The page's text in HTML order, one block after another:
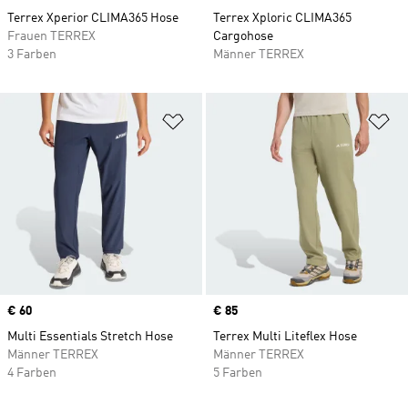
Terrex Xperior CLIMA365 Hose
Frauen TERREX
3 Farben
Terrex Xploric CLIMA365
Cargohose
Männer TERREX
Zur Wunschliste hinzufügen
Price
€ 60
Multi Essentials Stretch Hose
Männer TERREX
4 Farben
Price
€ 85
Terrex Multi Liteflex Hose
Männer TERREX
5 Farben